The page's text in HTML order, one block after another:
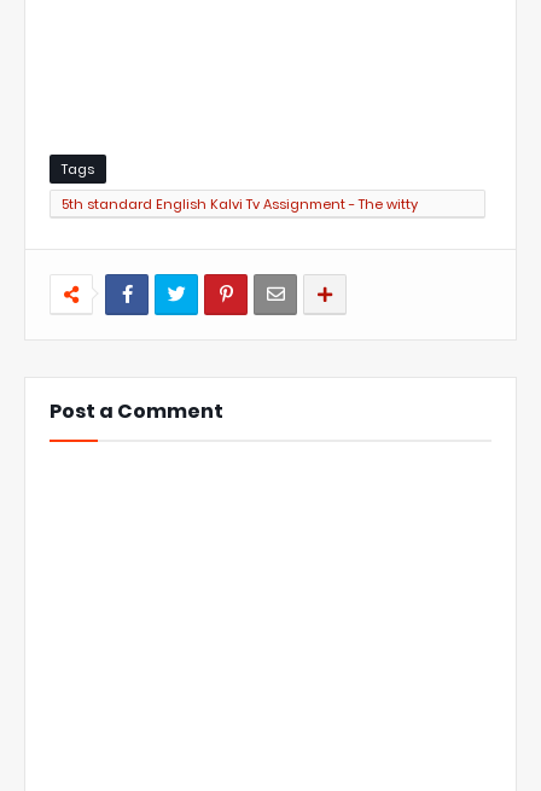
Tags
5th standard English Kalvi Tv Assignment - The witty
Post a Comment